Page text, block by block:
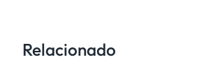
Relacionado